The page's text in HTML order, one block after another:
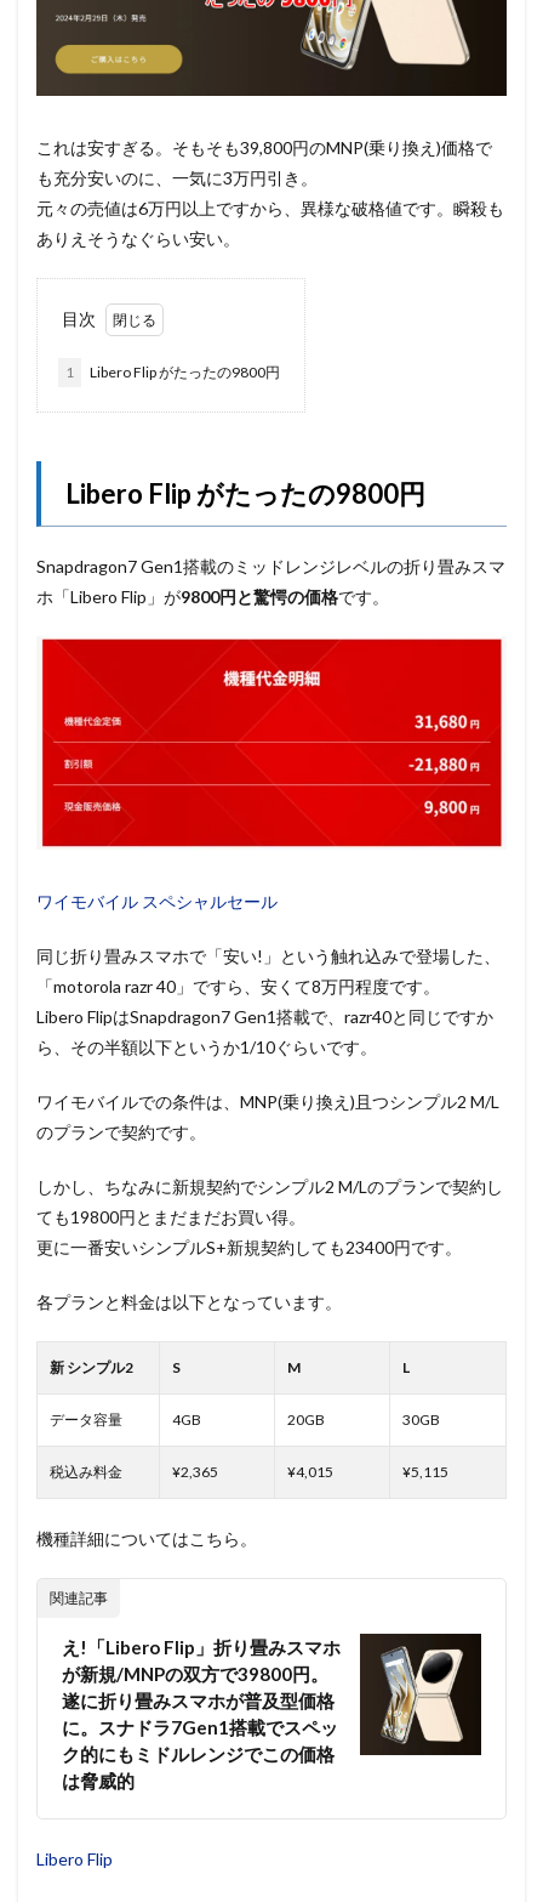
これは安すぎる。そもそも39,800円のMNP(乗り換え)価格で
も充分安いのに、一気に3万円引き。
元々の売値は6万円以上ですから、異様な破格値です。瞬殺も
ありえそうなぐらい安い。
目次
1 Libero Flip がたったの9800円
Libero Flip がたったの9800円
Snapdragon7 Gen1搭載のミッドレンジレベルの折り畳みスマ
ホ「Libero Flip」が9800円と驚愕の価格です。
ワイモバイル スペシャルセール
同じ折り畳みスマホで「安い!」という触れ込みで登場した、
「motorola razr 40」ですら、安くて8万円程度です。
Libero FlipはSnapdragon7 Gen1搭載で、razr40と同じですか
ら、その半額以下というか1/10ぐらいです。
ワイモバイルでの条件は、MNP(乗り換え)且つシンプル2 M/L
のプランで契約です。
しかし、ちなみに新規契約でシンプル2 M/Lのプランで契約し
ても19800円とまだまだお買い得。
更に一番安いシンプルS+新規契約しても23400円です。
各プランと料金は以下となっています。
新 シンプル2 S M L
データ容量 4GB 20GB 30GB
税込み料金 ¥2,365 ¥4,015 ¥5,115
機種詳細についてはこちら。
関連記事
え!「Libero Flip」折り畳みスマホ
が新規/MNPの双方で39800円。
遂に折り畳みスマホが普及型価格
に。スナドラ7Gen1搭載でスペッ
ク的にもミドルレンジでこの価格
は脅威的
Libero Flip